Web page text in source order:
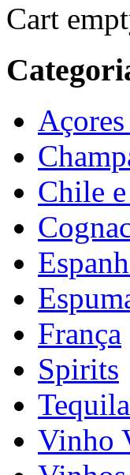
Cart
Chile
França
Spirits
Vinho